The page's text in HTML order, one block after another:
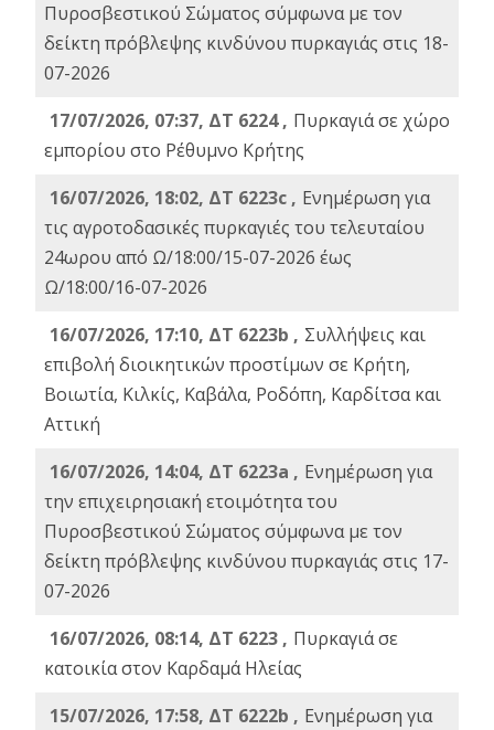
Πυροσβεστικού Σώματος σύμφωνα με τον
δείκτη πρόβλεψης κινδύνου πυρκαγιάς στις 18-
07-2026
17/07/2026, 07:37, ΔΤ 6224 , Πυρκαγιά σε χώρο
εμπορίου στο Ρέθυμνο Κρήτης
16/07/2026, 18:02, ΔΤ 6223c , Ενημέρωση για
τις αγροτοδασικές πυρκαγιές του τελευταίου
24ωρου από Ω/18:00/15-07-2026 έως
Ω/18:00/16-07-2026
16/07/2026, 17:10, ΔΤ 6223b , Συλλήψεις και
επιβολή διοικητικών προστίμων σε Κρήτη,
Βοιωτία, Κιλκίς, Καβάλα, Ροδόπη, Καρδίτσα και
Αττική
16/07/2026, 14:04, ΔΤ 6223a , Ενημέρωση για
την επιχειρησιακή ετοιμότητα του
Πυροσβεστικού Σώματος σύμφωνα με τον
δείκτη πρόβλεψης κινδύνου πυρκαγιάς στις 17-
07-2026
16/07/2026, 08:14, ΔΤ 6223 , Πυρκαγιά σε
κατοικία στον Καρδαμά Ηλείας
15/07/2026, 17:58, ΔΤ 6222b , Ενημέρωση για